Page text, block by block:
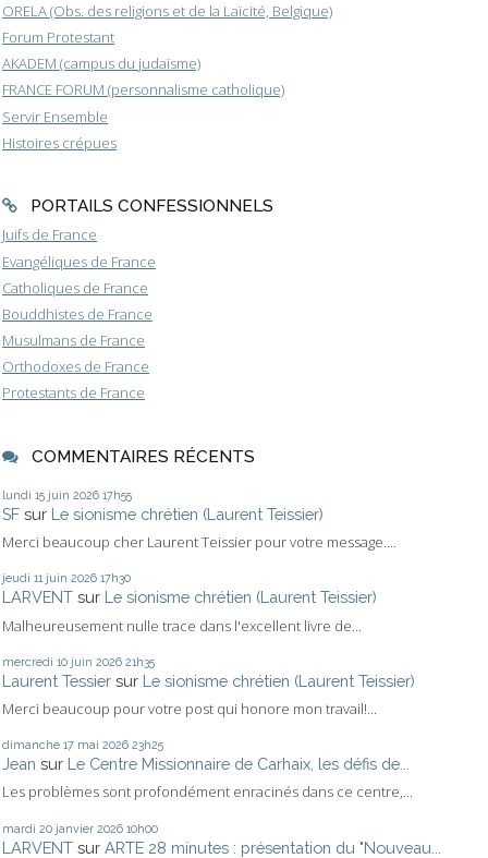
ORELA (Obs. des religions et de la Laïcité, Belgique)
Forum Protestant
AKADEM (campus du judaïsme)
FRANCE FORUM (personnalisme catholique)
Servir Ensemble
Histoires crépues
PORTAILS CONFESSIONNELS
Juifs de France
Evangéliques de France
Catholiques de France
Bouddhistes de France
Musulmans de France
Orthodoxes de France
Protestants de France
COMMENTAIRES RÉCENTS
lundi 15 juin 2026 17h55
SF sur Le sionisme chrétien (Laurent Teissier)
Merci beaucoup cher Laurent Teissier pour votre message....
jeudi 11 juin 2026 17h30
LARVENT sur Le sionisme chrétien (Laurent Teissier)
Malheureusement nulle trace dans l'excellent livre de...
mercredi 10 juin 2026 21h35
Laurent Tessier sur Le sionisme chrétien (Laurent Teissier)
Merci beaucoup pour votre post qui honore mon travail!...
dimanche 17 mai 2026 23h25
Jean sur Le Centre Missionnaire de Carhaix, les défis de...
Les problèmes sont profondément enracinés dans ce centre,...
mardi 20 janvier 2026 10h00
LARVENT sur ARTE 28 minutes : présentation du "Nouveau...